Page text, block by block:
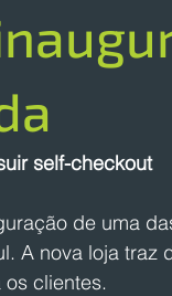
self-checkout
de uma
A nova loja traz
clientes.